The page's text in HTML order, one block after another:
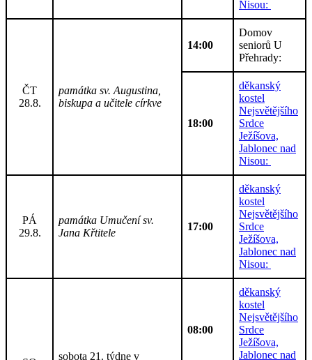
Nisou:
ČT
28.8.
památka sv. Augustina,
biskupa a učitele církve
14:00
Domov
seniorů U
Přehrady:
18:00
děkanský
kostel
Nejsvětějšího
Srdce
Ježíšova,
Jablonec nad
Nisou:
PÁ
29.8.
památka Umučení sv.
Jana Křtitele
17:00
děkanský
kostel
Nejsvětějšího
Srdce
Ježíšova,
Jablonec nad
Nisou:
sobota 21. týdne v
08:00
děkanský
kostel
Nejsvětějšího
Srdce
Ježíšova,
Jablonec nad